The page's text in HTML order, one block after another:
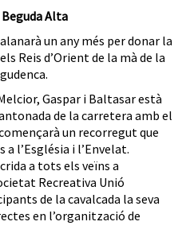
Beguda Alta
un any més per donar la
Reis d’Orient de la mà de la
Gaspar i Baltasar està
de la carretera amb el
un recorregut que
l’Església i l’Envelat.
a tots els veïns a
Recreativa Unió
de la cavalcada la seva
en l’organització de